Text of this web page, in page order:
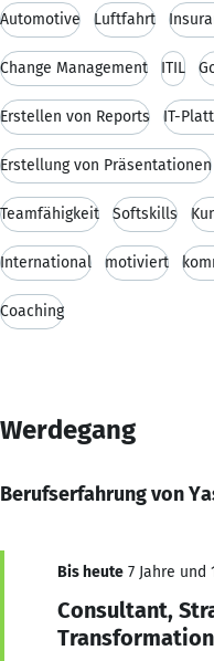
Automotive Luftfahrt
Change Management ITIL
Erstellen von Reports IT-
Erstellung von Präsentationen
Teamfähigkeit Softskills
International motiviert
Coaching
Werdegang
Berufserfahrung von
Bis heute 7 Jahre und
Consultant,